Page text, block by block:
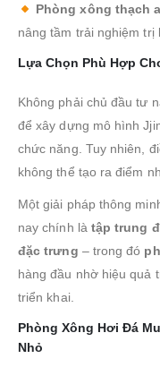
Phòng xông thạch
nâng tầm trải nghiệm
Lựa Chọn Phù Hợp
Không phải chủ đầu tư
để xây dựng mô hình
chức năng. Tuy nhiên,
không thể tạo ra điểm
Một giải pháp thông
nay chính là tập trung
đặc trưng – trong đó
hàng đầu nhờ hiệu quả
triển khai.
Phòng Xông Hơi Đá
Nhỏ